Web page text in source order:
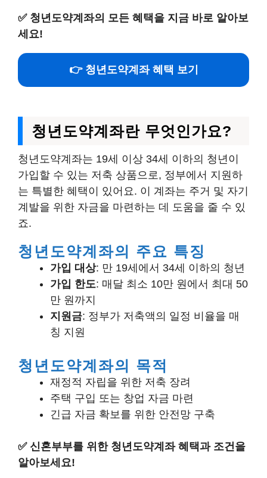
✅ 청년도약계좌의 모든 혜택을 지금 바로 알아보
세요!
👉 청년도약계좌 혜택 보기
청년도약계좌란 무엇인가요?
청년도약계좌는 19세 이상 34세 이하의 청년이
가입할 수 있는 저축 상품으로, 정부에서 지원하
는 특별한 혜택이 있어요. 이 계좌는 주거 및 자기
계발을 위한 자금을 마련하는 데 도움을 줄 수 있
죠.
청년도약계좌의 주요 특징
가입 대상: 만 19세에서 34세 이하의 청년
가입 한도: 매달 최소 10만 원에서 최대 50
만 원까지
지원금: 정부가 저축액의 일정 비율을 매
칭 지원
청년도약계좌의 목적
재정적 자립을 위한 저축 장려
주택 구입 또는 창업 자금 마련
긴급 자금 확보를 위한 안전망 구축
✅ 신혼부부를 위한 청년도약계좌 혜택과 조건을
알아보세요!